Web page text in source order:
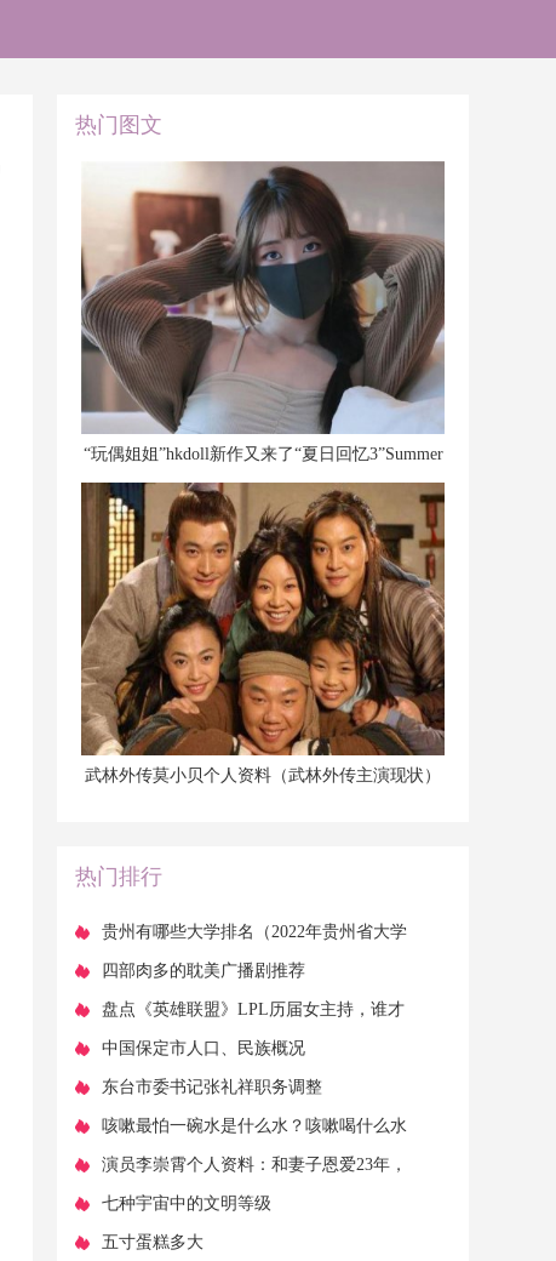
热门图文
​“玩偶姐姐”hkdoll新作又来了“夏日回忆3”Summer
Memories 3
​武林外传莫小贝个人资料（武林外传主演现状）
热门排行
​贵州有哪些大学排名（2022年贵州省大学
排名最新出炉：贵州大学继续领跑！）
​四部肉多的耽美广播剧推荐
​盘点《英雄联盟》LPL历届女主持，谁才
是LOL史上最美主持？
​中国保定市人口、民族概况
​东台市委书记张礼祥职务调整
​咳嗽最怕一碗水是什么水？咳嗽喝什么水
好的快？
​演员李崇霄个人资料：和妻子恩爱23年，
51岁去世，混血女儿貌美如花
​七种宇宙中的文明等级
​五寸蛋糕多大